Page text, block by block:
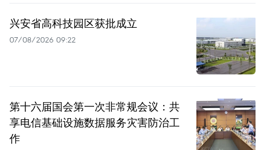
兴安省高科技园区获批成立
07/08/2026 09:22
第十六届国会第一次非常规会议：共
享电信基础设施数据服务灾害防治工
作